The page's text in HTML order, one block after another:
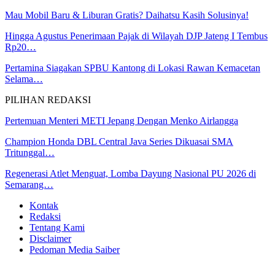
Mau Mobil Baru & Liburan Gratis? Daihatsu Kasih Solusinya!
Hingga Agustus Penerimaan Pajak di Wilayah DJP Jateng I Tembus
Rp20…
Pertamina Siagakan SPBU Kantong di Lokasi Rawan Kemacetan
Selama…
PILIHAN REDAKSI
Pertemuan Menteri METI Jepang Dengan Menko Airlangga
Champion Honda DBL Central Java Series Dikuasai SMA
Tritunggal…
Regenerasi Atlet Menguat, Lomba Dayung Nasional PU 2026 di
Semarang…
Kontak
Redaksi
Tentang Kami
Disclaimer
Pedoman Media Saiber